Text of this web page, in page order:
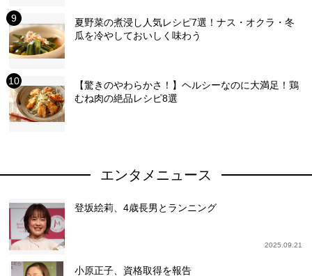
夏野菜の煮浸し人気レシピ7選！ナス・オクラ・冬
瓜を冷やしておいしく味わう
【驚きのやわらかさ！】ヘルシーなのに大満足！鶏
むね肉の絶品レシピ8選
エンタメニュース
登坂絵莉、4歳長男とランニング
2025.09.21
小原正子、資格取得を報告